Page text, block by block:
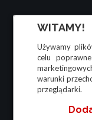
WITAMY!
Używamy
celu
warunki
przeglądarki.